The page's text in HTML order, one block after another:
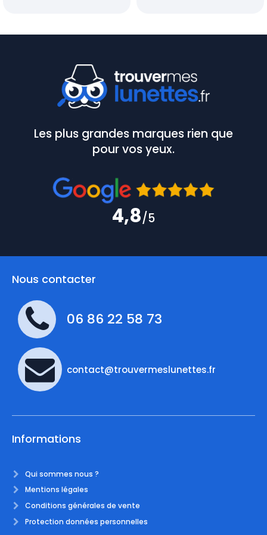
Les plus grandes marques rien que
pour vos yeux.
4,8/5
Nous contacter
06 86 22 58 73
contact@trouvermeslunettes.fr
Informations
Qui sommes nous ?
Mentions légales
Conditions générales de vente
Protection données personnelles